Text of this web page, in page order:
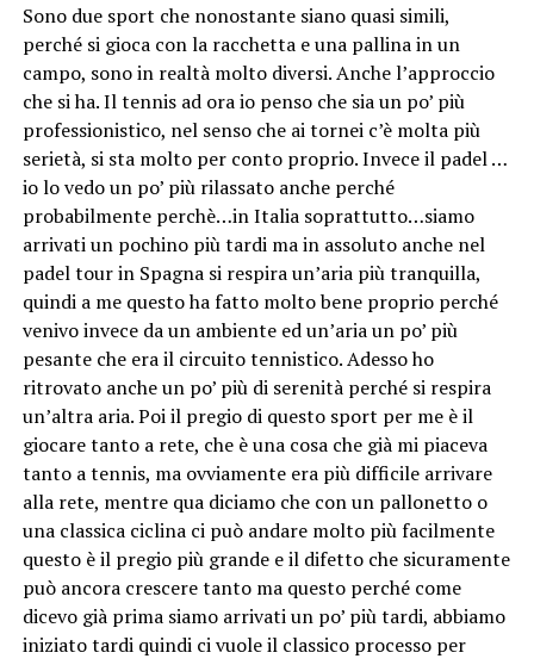
Sono due sport che nonostante siano quasi simili,
perché si gioca con la racchetta e una pallina in un
campo, sono in realtà molto diversi. Anche l’approccio
che si ha. Il tennis ad ora io penso che sia un po’ più
professionistico, nel senso che ai tornei c’è molta più
serietà, si sta molto per conto proprio. Invece il padel …
io lo vedo un po’ più rilassato anche perché
probabilmente perchè…in Italia soprattutto…siamo
arrivati un pochino più tardi ma in assoluto anche nel
padel tour in Spagna si respira un’aria più tranquilla,
quindi a me questo ha fatto molto bene proprio perché
venivo invece da un ambiente ed un’aria un po’ più
pesante che era il circuito tennistico. Adesso ho
ritrovato anche un po’ più di serenità perché si respira
un’altra aria. Poi il pregio di questo sport per me è il
giocare tanto a rete, che è una cosa che già mi piaceva
tanto a tennis, ma ovviamente era più difficile arrivare
alla rete, mentre qua diciamo che con un pallonetto o
una classica ciclina ci può andare molto più facilmente
questo è il pregio più grande e il difetto che sicuramente
può ancora crescere tanto ma questo perché come
dicevo già prima siamo arrivati un po’ più tardi, abbiamo
iniziato tardi quindi ci vuole il classico processo per